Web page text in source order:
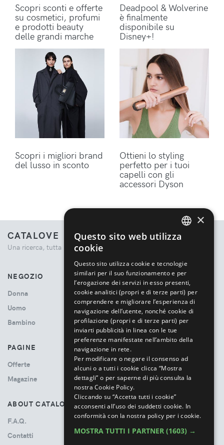
Scopri sconti e offerte
su cosmetici, profumi
e prodotti beauty
delle grandi marche
Deadpool & Wolverine
è finalmente
disponibile su
Disney+!
Scopri i migliori brand
del lusso in sconto
Ottieni lo styling
perfetto per i tuoi
capelli con gli
accessori Dyson
CATALOVE
Una ricerca, tutta la moda.
NEGOZIO
Donna
Uomo
Bambino
PAGINE
Offerte
Magazine
ABOUT CATALOVE
F.A.Q.
Contatti
×
Questo sito web utilizza
cookie
Questo sito utilizza cookie e tecnologie
similari per il suo funzionamento e per
l’erogazione dei servizi in esso presenti,
cookie analitici (propri e di terze parti) per
comprendere e migliorare l’esperienza di
navigazione dell’utente, nonché cookie di
profilazione (propri e di terze parti) per
inviarti pubblicità in linea con le tue
preferenze manifestate nell’ambito della
navigazione in rete.
Per modificare o negare il consenso ad
alcuni o a tutti i cookie clicca “Mostra
dettagli” o per saperne di più consulta la
nostra Cookie Policy.
Cliccando su “Accetta tutti i cookie”
acconsenti all’uso dei suddetti cookie. In
conformità con la nostra policy per i cookie.
MOSTRA TUTTI I PARTNER (1603) →